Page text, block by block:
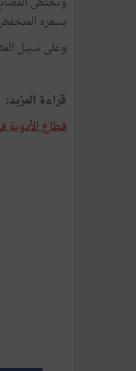
بسعره المنخفض
وعلى سبيل المثال مثلا 80 % من الأدوية المستعملة في فرنسا
قراءة المزيد:
قـطاع الأدوية